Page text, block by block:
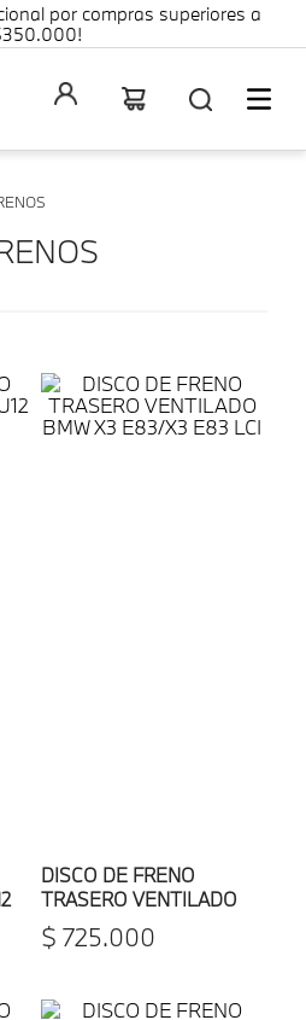
por compras superiores a
DISCO DE FRENO
TRASERO VENTILADO
BMW X3 E83/X3 E83 LCI
$ 725.000